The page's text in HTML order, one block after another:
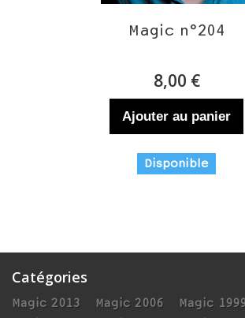
Magic n°204
8,00 €
Ajouter au panier
Disponible
Catégories
Magic 2013
Magic 2006
Magic